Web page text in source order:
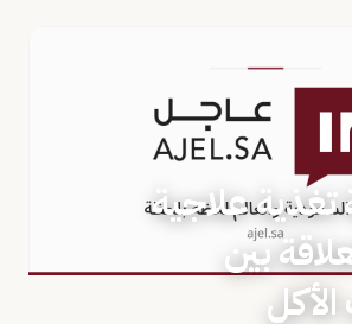
تغذية علاجية
بين